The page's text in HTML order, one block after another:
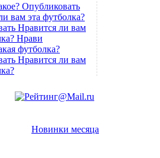
Опубликовать
вам эта футболка?
Нравится ли вам
Нрави
футболка?
Нравится ли вам
Новинки месяца